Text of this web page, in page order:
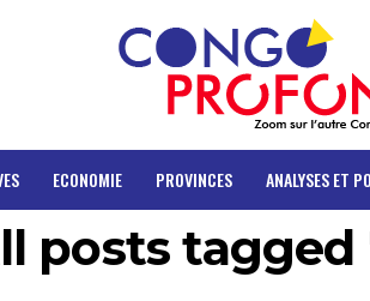
ECONOMIE PROVINCES ANALYSES ET
posts